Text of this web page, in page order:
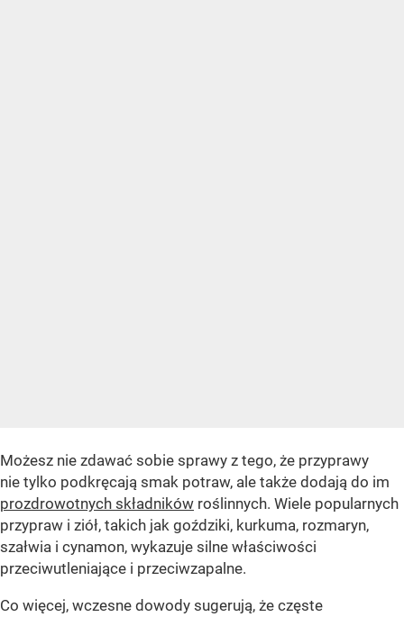
Możesz nie zdawać sobie sprawy z tego, że przyprawy
nie tylko podkręcają smak potraw, ale także dodają do im
prozdrowotnych składników roślinnych. Wiele popularnych
przypraw i ziół, takich jak goździki, kurkuma, rozmaryn,
szałwia i cynamon, wykazuje silne właściwości
przeciwutleniające i przeciwzapalne.
Co więcej, wczesne dowody sugerują, że częste